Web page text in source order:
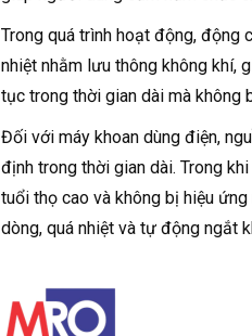
Trong quá trình hoạt động, động
nhiệt nhằm lưu thông không khí,
tục trong thời gian dài mà không
Đối với máy khoan dùng điện,
định trong thời gian dài. Trong
tuổi thọ cao và không bị hiệu
dòng, quá nhiệt và tự động ngắt